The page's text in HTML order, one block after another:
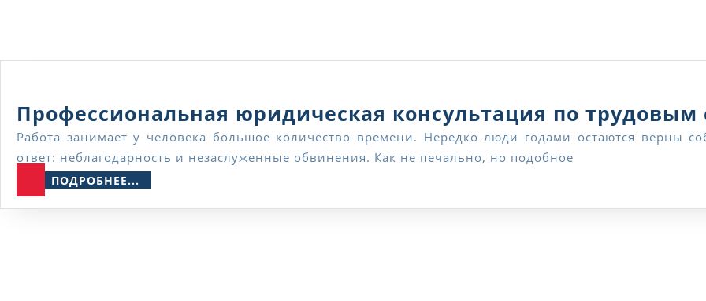
Профессиональная юридическая консультация по трудовым
Работа занимает у человека большое количество времени. Нередко люди годами остаются верны собственному призванию, и что же они получают в
ответ: неблагодарность и незаслуженные обвинения. Как не печально, но подобное
ПОДРОБНЕЕ...